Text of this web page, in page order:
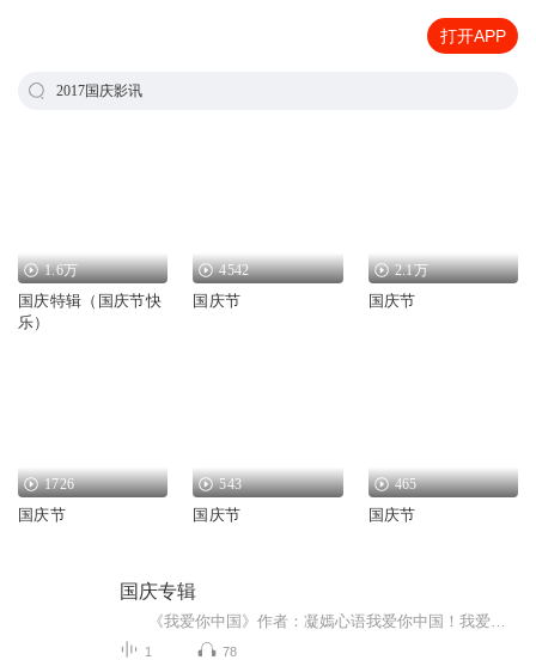
打开APP
2017国庆影讯
1.6万
国庆特辑（国庆节快
乐）
4542
国庆节
2.1万
国庆节
1726
国庆节
543
国庆节
465
国庆节
国庆专辑
1 78